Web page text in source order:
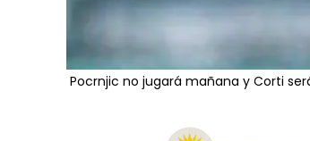
Pocrnjic no jugará mañana y Corti